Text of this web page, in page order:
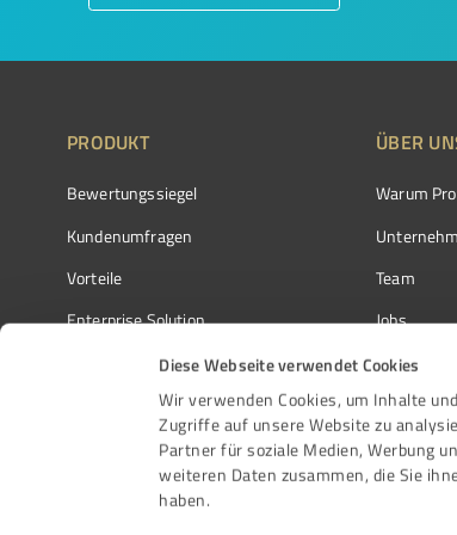
Diese Webseite verwendet Cookies
Wir verwenden Cookies, um Inhalte
Zugriffe auf unsere Website zu
Partner für soziale Medien, Werbung
weiteren Daten zusammen, die Sie
haben.
PRODUKT
Bewertungssiegel
Kundenumfragen
Vorteile
Enterprise Solution
Partnerprogramm
Auszeichnungen
ÜBER
Warum
Team
Jobs
Kontakt